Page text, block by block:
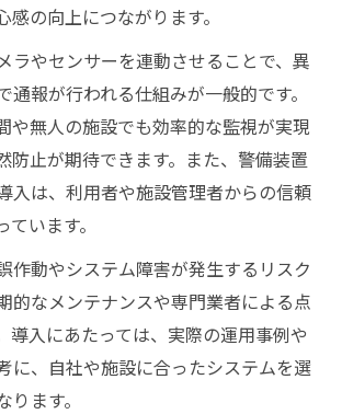
感の向上につながります。
ラやセンサーを連動させることで、異
通報が行われる仕組みが一般的です。
や無人の施設でも効率的な監視が実現
防止が期待できます。また、警備装置
入は、利用者や施設管理者からの信頼
います。
作動やシステム障害が発生するリスク
的なメンテナンスや専門業者による点
導入にあたっては、実際の運用事例や
に、自社や施設に合ったシステムを選
ます。